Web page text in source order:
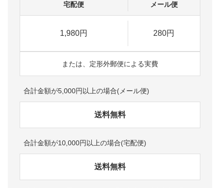
宅配便 メール便
1,980円 280円
または、定形外郵便による実費
合計金額が5,000円以上の場合(メール便)
送料無料
合計金額が10,000円以上の場合(宅配便)
送料無料